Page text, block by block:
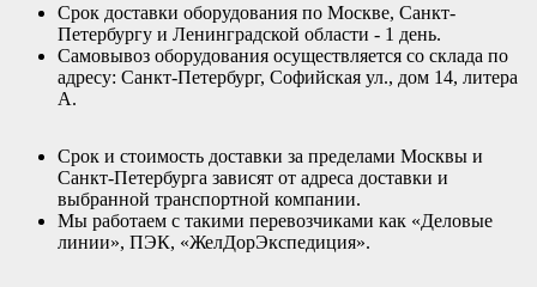
Срок доставки оборудования по Москве, Санкт-
Петербургу и Ленинградской области - 1 день.
Самовывоз оборудования осуществляется со склада по
адресу: Санкт-Петербург, Софийская ул., дом 14, литера
А.
Срок и стоимость доставки за пределами Москвы и
Санкт-Петербурга зависят от адреса доставки и
выбранной транспортной компании.
Мы работаем с такими перевозчиками как «Деловые
линии», ПЭК, «ЖелДорЭкспедиция».